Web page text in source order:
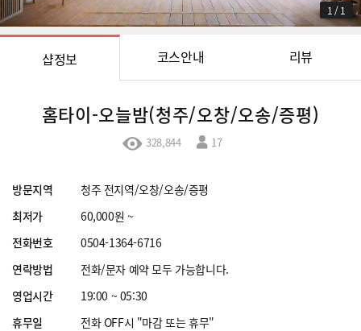
1 /1
샵정보 코스안내 리뷰
홈타이-오늘밤(청주/오창/오송/증평)
328,844 17
방문지역
청주 전지역/오창/오송/증평
최저가
60,000원 ~
전화번호
0504-1364-6716
연락방법
전화/문자 예약 모두 가능합니다.
영업시간
19:00 ~ 05:30
휴무일
전화 OFF시 "마감 또는 휴무"